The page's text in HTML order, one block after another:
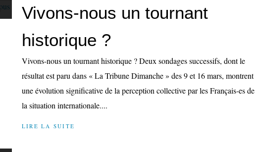
Vivons-nous un tournant
historique ?
Vivons-nous un tournant historique ? Deux sondages successifs, dont le
résultat est paru dans « La Tribune Dimanche » des 9 et 16 mars, montrent
une évolution significative de la perception collective par les Français-es de
la situation internationale....
LIRE LA SUITE